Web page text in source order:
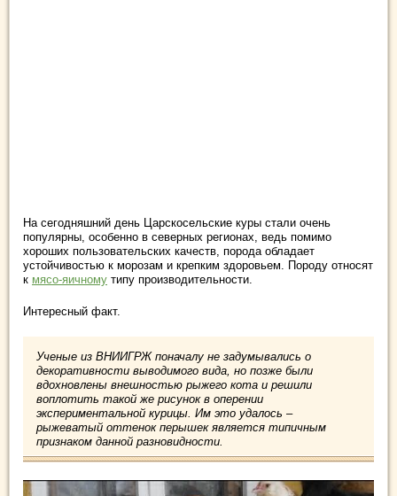
На сегодняшний день Царскосельские куры стали очень
популярны, особенно в северных регионах, ведь помимо
хороших пользовательских качеств, порода обладает
устойчивостью к морозам и крепким здоровьем. Породу относят
к мясо-яичному типу производительности.
Интересный факт.
Ученые из ВНИИГРЖ поначалу не задумывались о
декоративности выводимого вида, но позже были
вдохновлены внешностью рыжего кота и решили
воплотить такой же рисунок в оперении
экспериментальной курицы. Им это удалось –
рыжеватый оттенок перышек является типичным
признаком данной разновидности.